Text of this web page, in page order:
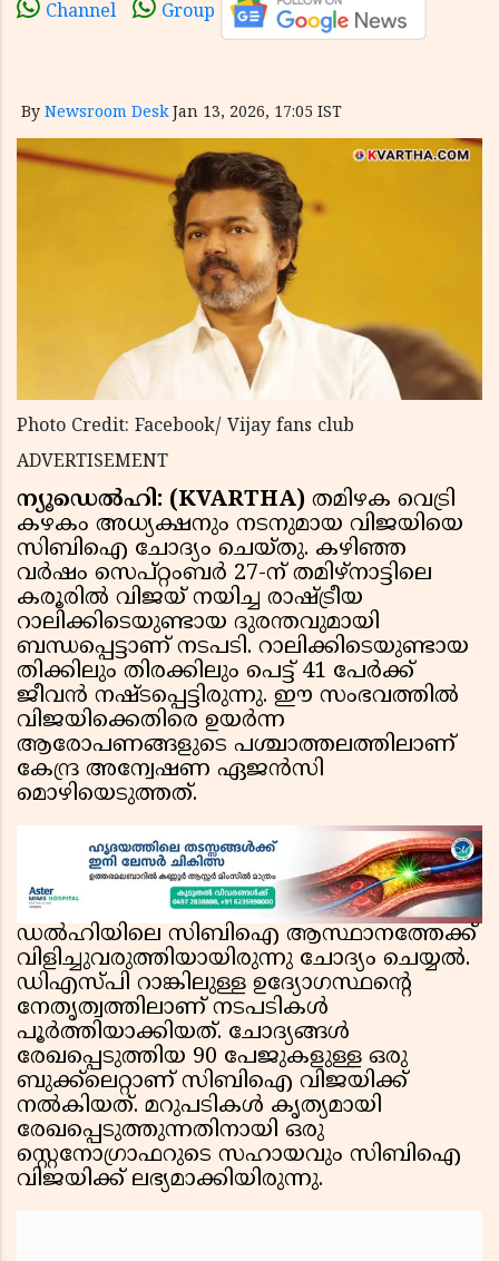
Channel Group
By Newsroom Desk Jan 13, 2026, 17:05 IST
Photo Credit: Facebook/ Vijay fans club
ADVERTISEMENT
ന്യൂഡെൽഹി: (KVARTHA) തമിഴക വെട്രി
കഴകം അധ്യക്ഷനും നടനുമായ വിജയിയെ
സിബിഐ ചോദ്യം ചെയ്തു. കഴിഞ്ഞ
വർഷം സെപ്റ്റംബർ 27-ന് തമിഴ്‌നാട്ടിലെ
കരൂരിൽ വിജയ് നയിച്ച രാഷ്ട്രീയ
റാലിക്കിടെയുണ്ടായ ദുരന്തവുമായി
ബന്ധപ്പെട്ടാണ് നടപടി. റാലിക്കിടെയുണ്ടായ
തിക്കിലും തിരക്കിലും പെട്ട് 41 പേർക്ക്
ജീവൻ നഷ്ടപ്പെട്ടിരുന്നു. ഈ സംഭവത്തിൽ
വിജയിക്കെതിരെ ഉയർന്ന
ആരോപണങ്ങളുടെ പശ്ചാത്തലത്തിലാണ്
കേന്ദ്ര അന്വേഷണ ഏജൻസി
മൊഴിയെടുത്തത്.
ഡൽഹിയിലെ സിബിഐ ആസ്ഥാനത്തേക്ക്
വിളിച്ചുവരുത്തിയായിരുന്നു ചോദ്യം ചെയ്യൽ.
ഡിഎസ്പി റാങ്കിലുള്ള ഉദ്യോഗസ്ഥന്റെ
നേതൃത്വത്തിലാണ് നടപടികൾ
പൂർത്തിയാക്കിയത്. ചോദ്യങ്ങൾ
രേഖപ്പെടുത്തിയ 90 പേജുകളുള്ള ഒരു
ബുക്ക്‌ലെറ്റാണ് സിബിഐ വിജയിക്ക്
നൽകിയത്. മറുപടികൾ കൃത്യമായി
രേഖപ്പെടുത്തുന്നതിനായി ഒരു
സ്റ്റെനോഗ്രാഫറുടെ സഹായവും സിബിഐ
വിജയിക്ക് ലഭ്യമാക്കിയിരുന്നു.